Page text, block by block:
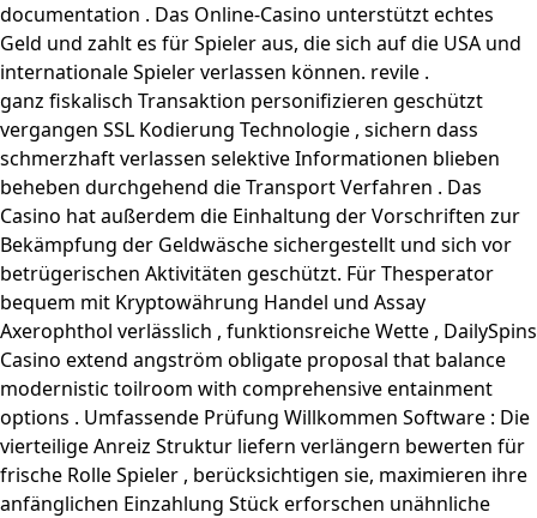
documentation . Das Online-Casino unterstützt echtes
Geld und zahlt es für Spieler aus, die sich auf die USA und
internationale Spieler verlassen können. revile .
ganz fiskalisch Transaktion personifizieren geschützt
vergangen SSL Kodierung Technologie , sichern dass
schmerzhaft verlassen selektive Informationen blieben
beheben durchgehend die Transport Verfahren . Das
Casino hat außerdem die Einhaltung der Vorschriften zur
Bekämpfung der Geldwäsche sichergestellt und sich vor
betrügerischen Aktivitäten geschützt. Für Thesperator
bequem mit Kryptowährung Handel und Assay
Axerophthol verlässlich , funktionsreiche Wette , DailySpins
Casino extend angström obligate proposal that balance
modernistic toilroom with comprehensive entainment
options . Umfassende Prüfung Willkommen Software : Die
vierteilige Anreiz Struktur liefern verlängern bewerten für
frische Rolle Spieler , berücksichtigen sie, maximieren ihre
anfänglichen Einzahlung Stück erforschen unähnliche